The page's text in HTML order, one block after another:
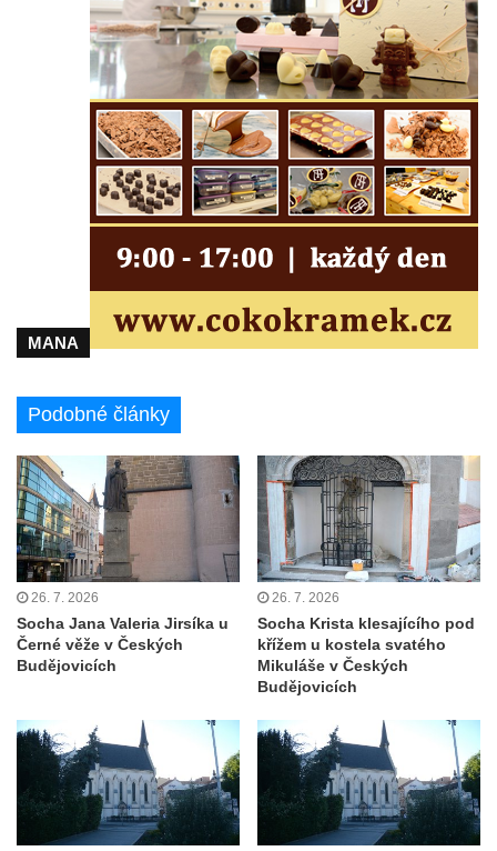
MANA
Podobné články
26. 7. 2026
Socha Jana Valeria Jirsíka u
Černé věže v Českých
Budějovicích
26. 7. 2026
Socha Krista klesajícího pod
křížem u kostela svatého
Mikuláše v Českých
Budějovicích